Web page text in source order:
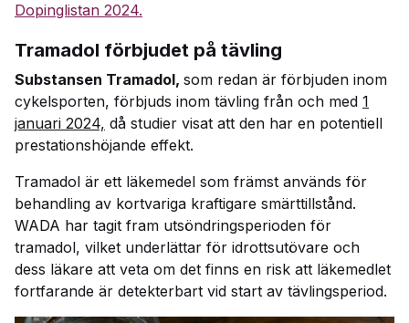
Dopinglistan 2024.
Tramadol förbjudet på tävling
Substansen Tramadol, som redan är förbjuden inom
cykelsporten, förbjuds inom tävling från och med 1
januari 2024, då studier visat att den har en potentiell
prestationshöjande effekt.
Tramadol är ett läkemedel som främst används för
behandling av kortvariga kraftigare smärttillstånd.
WADA har tagit fram utsöndringsperioden för
tramadol, vilket underlättar för idrottsutövare och
dess läkare att veta om det finns en risk att läkemedlet
fortfarande är detekterbart vid start av tävlingsperiod.